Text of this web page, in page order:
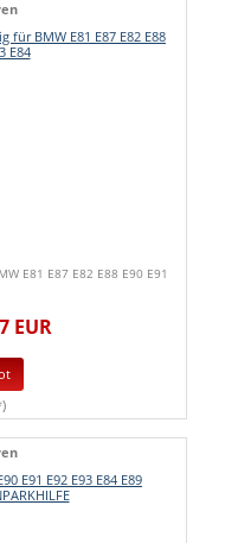
E81 E87 E82 E88 E90 E91
EUR